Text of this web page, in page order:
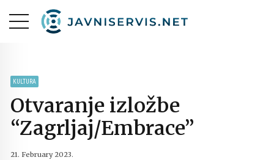
KULTURA
Otvaranje izložbe
“Zagrljaj/Embrace”
21. February 2023.